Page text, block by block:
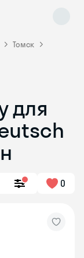
Томск
для
0